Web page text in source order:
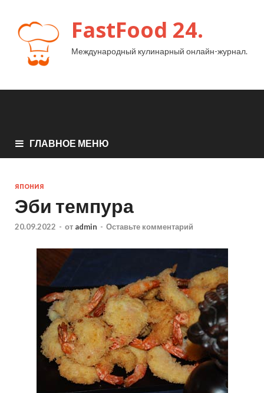
FastFood 24.
Международный кулинарный онлайн-журнал.
ГЛАВНОЕ МЕНЮ
ЯПОНИЯ
Эби темпура
20.09.2022 - от admin - Оставьте комментарий